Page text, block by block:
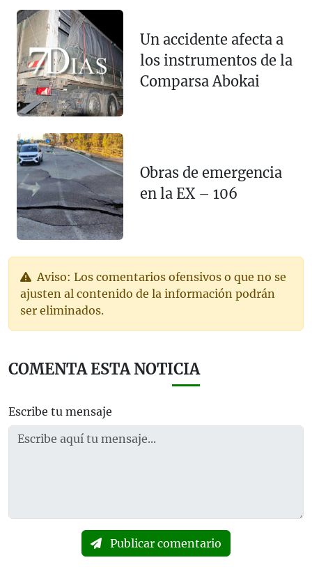
Un accidente afecta a
los instrumentos de la
Comparsa Abokai
Obras de emergencia
en la EX – 106
Aviso: Los comentarios ofensivos o que no se
ajusten al contenido de la información podrán
ser eliminados.
COMENTA ESTA NOTICIA
Escribe tu mensaje
Publicar comentario